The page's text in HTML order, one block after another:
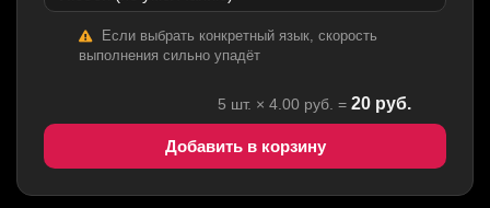
Если выбрать конкретный язык, скорость
выполнения сильно упадёт
5 шт. × 4.00 руб. = 20 руб.
Добавить в корзину